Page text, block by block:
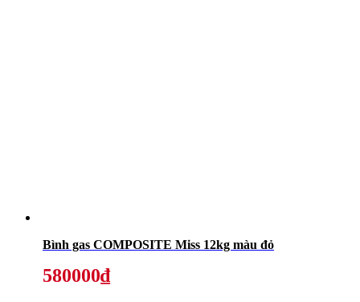
Bình gas COMPOSITE Miss 12kg màu đỏ
580000₫